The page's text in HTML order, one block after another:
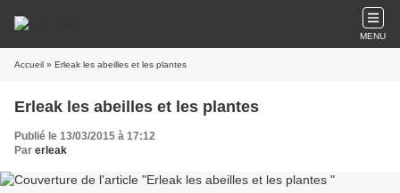
MENU
Accueil » Erleak les abeilles et les plantes
Erleak les abeilles et les plantes
Publié le 13/03/2015 à 17:12
Par erleak